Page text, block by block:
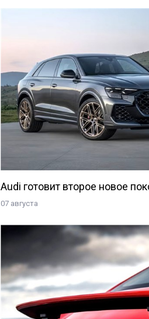
Audi готовит второе новое
07 августа